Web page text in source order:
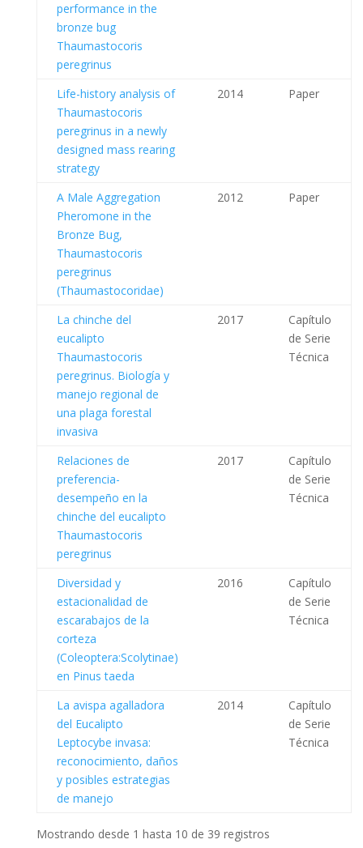
performance in the
bronze bug
Thaumastocoris
peregrinus
Life-history analysis of
Thaumastocoris
peregrinus in a newly
designed mass rearing
strategy
2014 Paper
A Male Aggregation
Pheromone in the
Bronze Bug,
Thaumastocoris
peregrinus
(Thaumastocoridae)
2012 Paper
La chinche del
eucalipto
Thaumastocoris
peregrinus. Biología y
manejo regional de
una plaga forestal
invasiva
2017
Capítulo
de Serie
Técnica
Relaciones de
preferencia-
desempeño en la
chinche del eucalipto
Thaumastocoris
peregrinus
2017
Capítulo
de Serie
Técnica
Diversidad y
estacionalidad de
escarabajos de la
corteza
(Coleoptera:Scolytinae)
en Pinus taeda
2016
Capítulo
de Serie
Técnica
La avispa agalladora
del Eucalipto
Leptocybe invasa:
reconocimiento, daños
y posibles estrategias
de manejo
2014
Capítulo
de Serie
Técnica
Mostrando desde 1 hasta 10 de 39 registros